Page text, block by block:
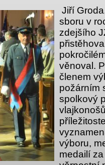
Jiří Gr
sboru v
zdejšího
věnoval.
členem
požárním
spolkový
výboru,
medailí